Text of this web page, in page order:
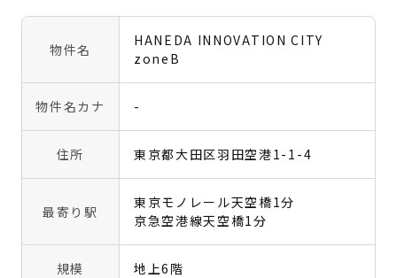
物件名
HANEDA INNOVATION CITY
zoneB
物件名カナ -
住所 東京都大田区羽田空港1-1-4
最寄り駅
東京モノレール天空橋1分
京急空港線天空橋1分
規模 地上6階